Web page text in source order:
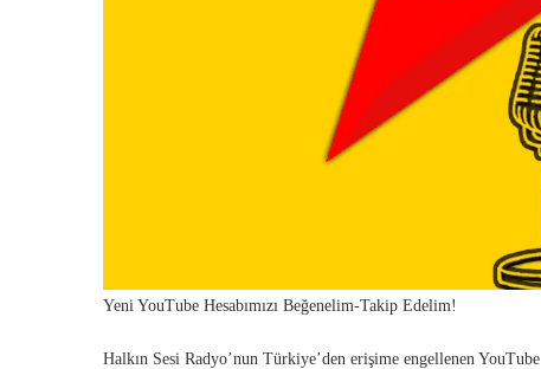
Yeni YouTube Hesabımızı Beğenelim-Takip Edelim!
Halkın Sesi Radyo’nun Türkiye’den erişime engellenen YouTube